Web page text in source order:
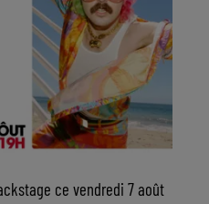
ce vendredi 7 août